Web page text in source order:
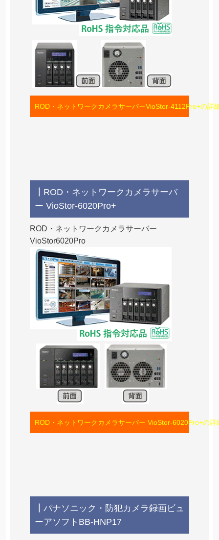
ROD・ネットワークカメラサーバーVioStor-4112Pro+の詳
┃ROD・ネットワークカメラサーバ
ー VioStor-6020Pro+
ROD・ネットワークカメラサーバー
VioStor6020Pro
ROD・ネットワークカメラサーバー VioStor-6020Pro+の詳
┃パナソニック・防犯カメラ録画ビュ
ーアソフトBB-HNP17